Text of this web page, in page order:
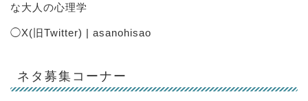
な大人の心理学
◯X(旧Twitter) | asanohisao
ネタ募集コーナー